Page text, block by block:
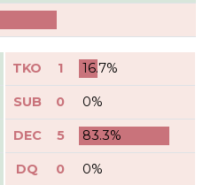
TKO 1 16.7%
SUB 0 0%
DEC 5 83.3%
DQ 0 0%